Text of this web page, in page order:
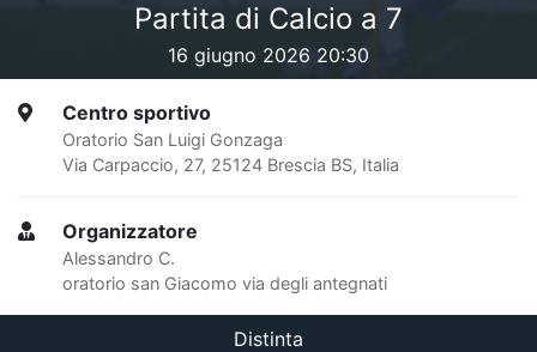
Partita di Calcio a 7
16 giugno 2026 20:30
Centro sportivo
Oratorio San Luigi Gonzaga
Via Carpaccio, 27, 25124 Brescia BS, Italia
Organizzatore
Alessandro C.
oratorio san Giacomo via degli antegnati
Distinta